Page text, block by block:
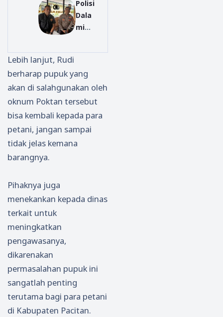
dan
LSM,
Perku
Siner
Bulan
Rama
dan
–
TP2D
D
2026,
at
Peng
endal
ian
Infla
si
dan
Daer
n
Integ
rasi
Remi
Ruta
n
Ponor
ogo
Ikuti
Arah
an
Polisi
Dala
mi
an
i PPG
PAI di
Madi
un,
Iuran
Rp6,2
5 Juta
Lebih lanjut, Rudi
berharap pupuk yang
akan di salahgunakan oleh
oknum Poktan tersebut
bisa kembali kepada para
petani, jangan sampai
tidak jelas kemana
barangnya.
Pihaknya juga
menekankan kepada dinas
terkait untuk
meningkatkan
pengawasanya,
dikarenakan
permasalahan pupuk ini
sangatlah penting
terutama bagi para petani
di Kabupaten Pacitan.